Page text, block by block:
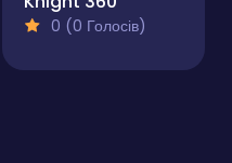
0 (0 Голосів)